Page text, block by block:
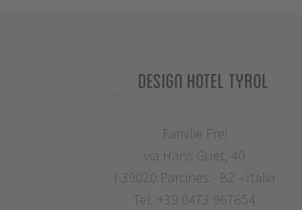
Design Hotel Tyrol
Familie Frei
via Hans Guet, 40
I-39020 Parcines - BZ - Italia
Tel. +39 0473 967654